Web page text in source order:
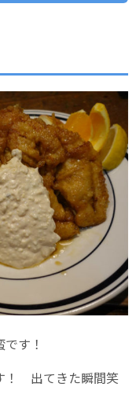
す！
！ 出てきた瞬間笑